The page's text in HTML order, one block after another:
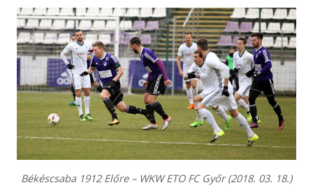
Békéscsaba 1912 Előre – WKW ETO FC Győr (2018. 03. 18.)